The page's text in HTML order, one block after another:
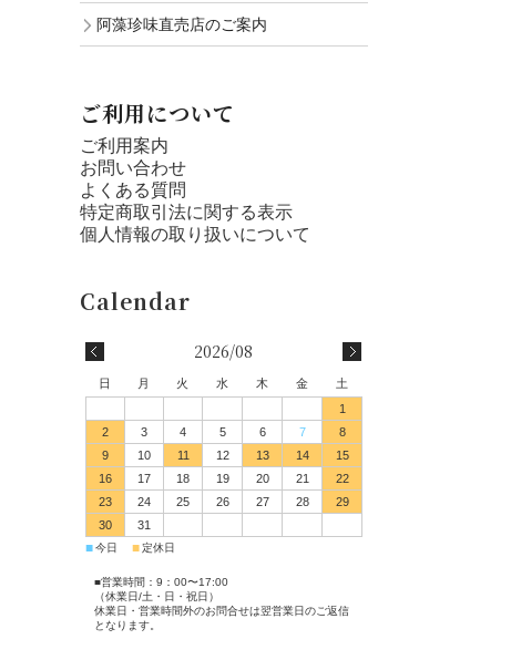
阿藻珍味直売店のご案内
ご利用について
ご利用案内
お問い合わせ
よくある質問
特定商取引法に関する表示
個人情報の取り扱いについて
2026/08
日 月 火 水 木 金
土
1
2
3 4 5 6 7
8
9
10 11 12 13 14
15
16
17 18 19 20 21
22
23
24 25 26 27 28
29
30
31
■今日 ■定休日
■営業時間：9：00〜17:00
（休業日/土・日・祝日）
休業日・営業時間外のお問合せは翌営業日のご返信
となります。